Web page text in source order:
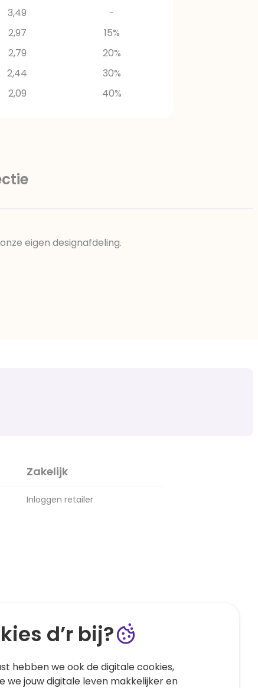
3,49
-
2,97
15%
2,79
20%
2,44
30%
2,09 40%
eigen designafdeling.
Zakelijk
Inloggen retailer
d’r bij?
hebben we ook de digitale cookies,
we jouw digitale leven makkelijker en